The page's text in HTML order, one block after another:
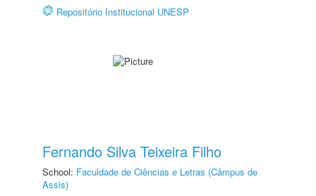
Repositório Institucional UNESP
Fernando Silva Teixeira Filho
School: Faculdade de Ciências e Letras (Câmpus de
Assis)